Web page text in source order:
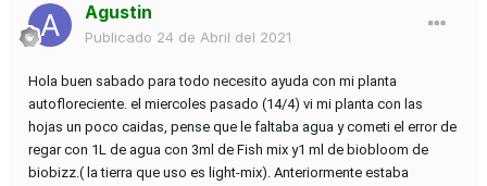
Agustin
Publicado 24 de Abril del 2021
Hola buen sabado para todo necesito ayuda con mi planta
autofloreciente. el miercoles pasado (14/4) vi mi planta con las
hojas un poco caidas, pense que le faltaba agua y cometi el error de
regar con 1L de agua con 3ml de Fish mix y1 ml de biobloom de
biobizz.( la tierra que uso es light-mix). Anteriormente estaba